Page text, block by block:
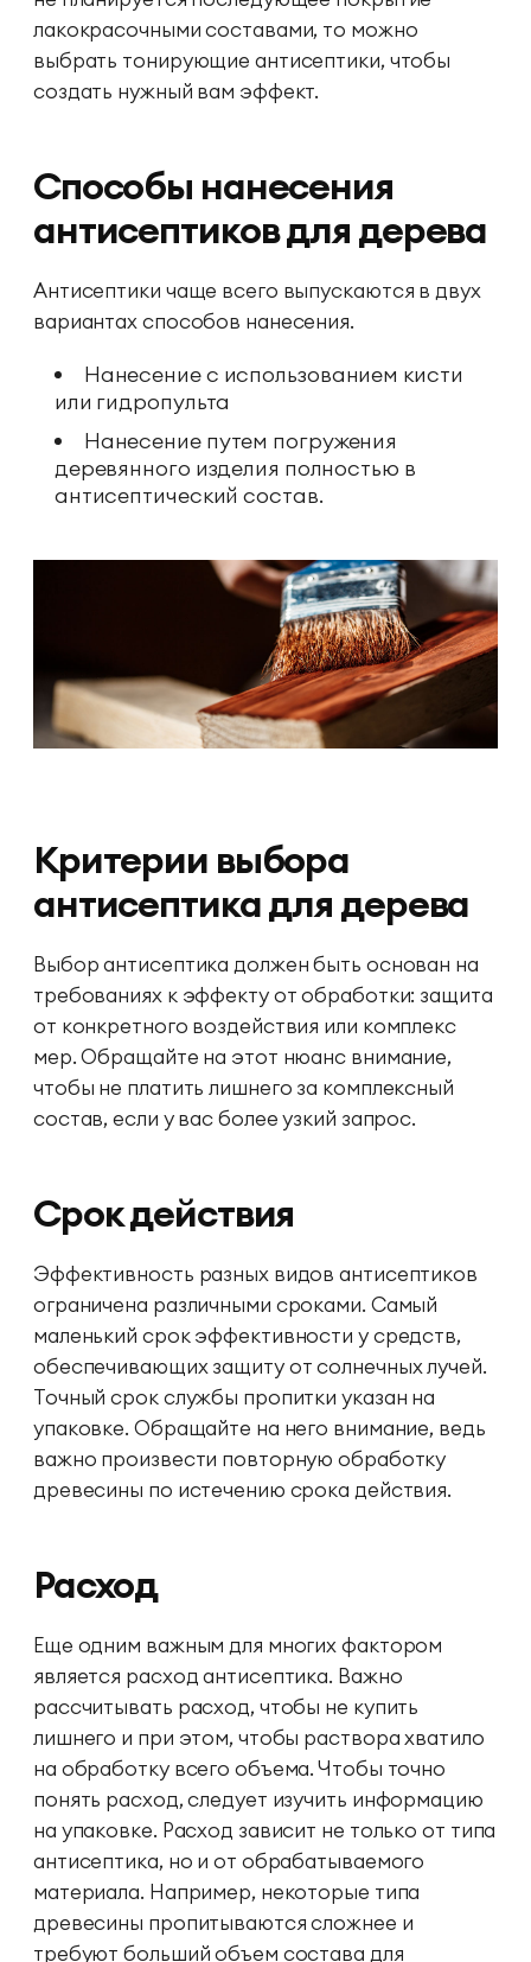
лакокрасочными составами, то можно
выбрать тонирующие антисептики, чтобы
создать нужный вам эффект.
Способы нанесения
антисептиков для дерева
Антисептики чаще всего выпускаются в двух
вариантах способов нанесения.
Нанесение с использованием кисти
или гидропульта
Нанесение путем погружения
деревянного изделия полностью в
антисептический состав.
Критерии выбора
антисептика для дерева
Выбор антисептика должен быть основан на
требованиях к эффекту от обработки: защита
от конкретного воздействия или комплекс
мер. Обращайте на этот нюанс внимание,
чтобы не платить лишнего за комплексный
состав, если у вас более узкий запрос.
Срок действия
Эффективность разных видов антисептиков
ограничена различными сроками. Самый
маленький срок эффективности у средств,
обеспечивающих защиту от солнечных лучей.
Точный срок службы пропитки указан на
упаковке. Обращайте на него внимание, ведь
важно произвести повторную обработку
древесины по истечению срока действия.
Расход
Еще одним важным для многих фактором
является расход антисептика. Важно
рассчитывать расход, чтобы не купить
лишнего и при этом, чтобы раствора хватило
на обработку всего объема. Чтобы точно
понять расход, следует изучить информацию
на упаковке. Расход зависит не только от типа
антисептика, но и от обрабатываемого
материала. Например, некоторые типа
древесины пропитываются сложнее и
требуют больший объем состава для